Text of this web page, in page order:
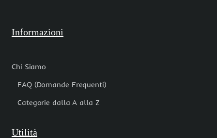
Informazioni
Chi Siamo
FAQ (Domande Frequenti)
Categorie dalla A alla Z
Utilità